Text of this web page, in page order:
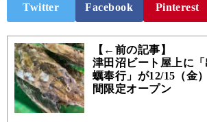
Twitter Facebook Pinterest
【←前の記事】
津田沼ビート屋上に
蠣奉行」が12/15（金
間限定オープン